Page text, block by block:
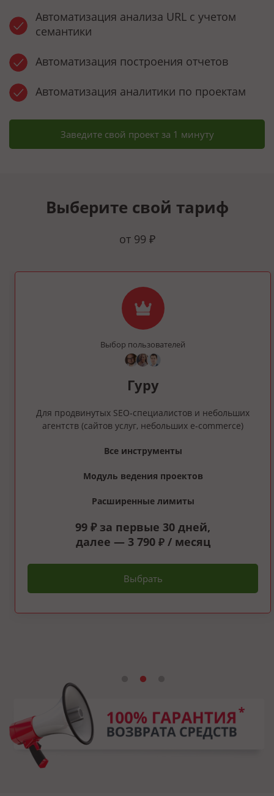
Автоматизация анализа URL с учетом
семантики
Автоматизация построения отчетов
Автоматизация аналитики по проектам
Заведите свой проект за 1 минуту
Выберите свой тариф
от 99 ₽
Выбор пользователей
Гуру
Для продвинутых SEO‑специалистов и небольших
агентств (сайтов услуг, небольших e‑commerce)
Все инструменты
Модуль ведения проектов
Расширенные лимиты
99 ₽ за первые 30 дней,
далее — 3 790 ₽/ месяц
Выбрать